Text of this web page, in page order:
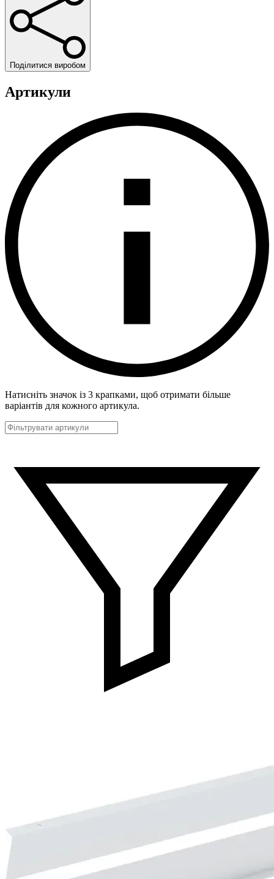
Поділитися виробом
Артикули
Натисніть значок із 3 крапками, щоб отримати більше
варіантів для кожного артикула.